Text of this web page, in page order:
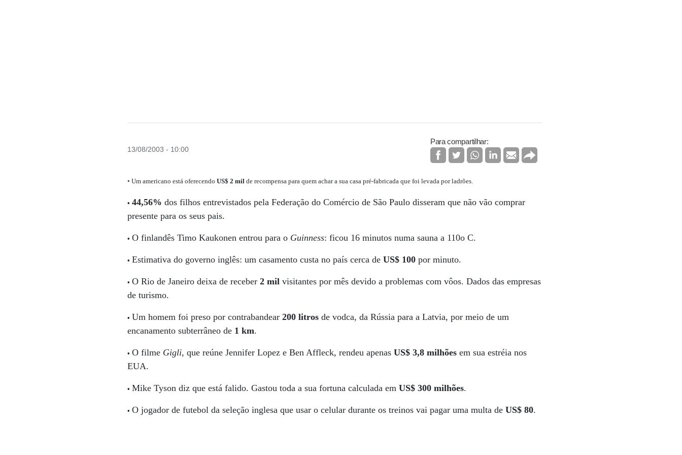
13/08/2003 - 10:00
Para compartilhar:
• Um americano está oferecendoUS$ 2 mil de recompensa para quem achar a sua casa pré-fabricada que foi levada por ladrões.
•44,56% dos filhos entrevistados pela Federação do Comércio de São Paulo disseram que não vão comprar
presente para os seus pais.
•O finlandês Timo Kaukonen entrou para o Guinness: ficou 16 minutos numa sauna a 110o C.
•Estimativa do governo inglês: um casamento custa no país cerca deUS$ 100por minuto.
•O Rio de Janeiro deixa de receber2 mil visitantes por mês devido a problemas com vôos. Dados das empresas
de turismo.
• Um homem foi preso por contrabandear200 litros de vodca, da Rússia para a Latvia, por meio de um
encanamento subterrâneo de 1 km.
•O filme Gigli, que reúne Jennifer Lopez e Ben Affleck, rendeu apenasUS$ 3,8 milhões em sua estréia nos
EUA.
•Mike Tyson diz que está falido. Gastou toda a sua fortuna calculada emUS$ 300 milhões.
•O jogador de futebol da seleção inglesa que usar o celular durante os treinos vai pagar uma multa deUS$ 80.